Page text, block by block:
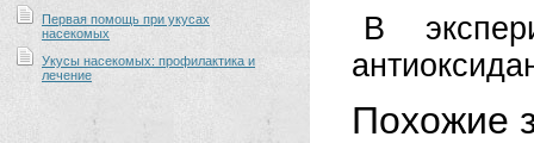
Первая помощь при укусах
насекомых
Укусы насекомых: профилактика и
лечение
В
Похожие